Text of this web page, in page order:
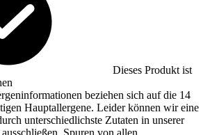
Dieses Produkt ist
beziehen sich auf die 14
Hauptallergene. Leider können wir eine
unterschiedlichste Zutaten in unserer